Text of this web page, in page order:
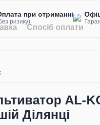
при отриманні
ризику)
Спосіб оплати
AL-
Ділянці